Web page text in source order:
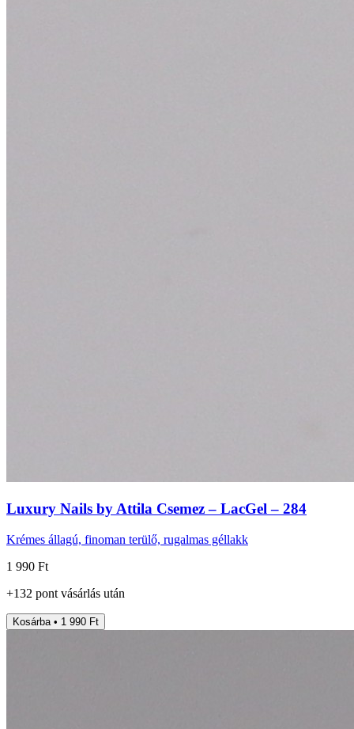
Luxury Nails by Attila Csemez – LacGel – 284
Krémes állagú, finoman terülő, rugalmas géllakk
1 990 Ft
+132 pont vásárlás után
Kosárba • 1 990 Ft